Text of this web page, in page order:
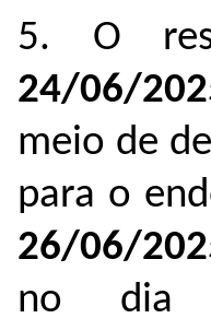
5. O
24/06/
meio de
para o
26/06/
no dia